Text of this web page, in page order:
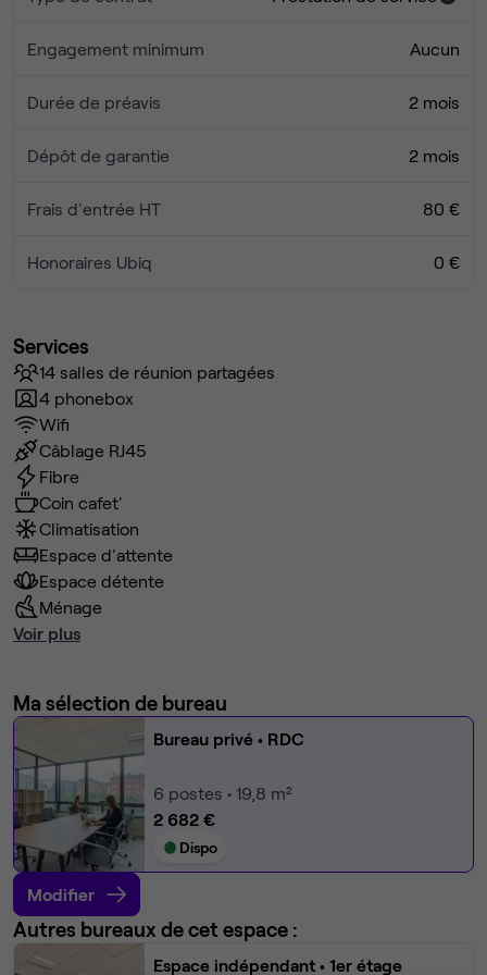
Engagement minimum Aucun
Durée de préavis 2 mois
Dépôt de garantie 2 mois
Frais d'entrée HT 80 €
Honoraires Ubiq 0 €
Services
14 salles de réunion partagées
4 phonebox
Wifi
Câblage RJ45
Fibre
Coin cafet'
Climatisation
Espace d'attente
Espace détente
Ménage
Voir plus
Ma sélection de bureau
Bureau privé • RDC
6 postes • 19,8 m²
2 682 €
Dispo
Modifier
Autres bureaux de cet espace :
Espace indépendant • 1er étage